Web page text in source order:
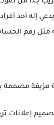
إنه أحد
مثل رقم
إعلانات